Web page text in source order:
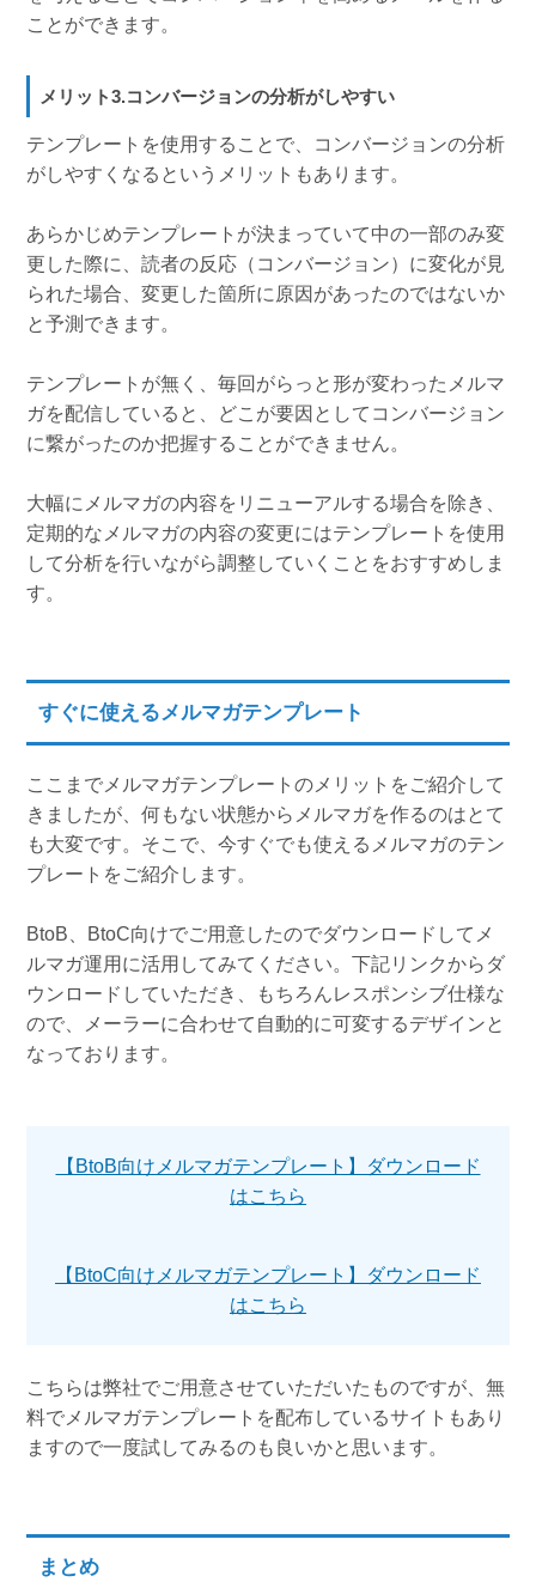
ことができます。
メリット3.コンバージョンの分析がしやすい
テンプレートを使用することで、コンバージョンの分析
がしやすくなるというメリットもあります。
あらかじめテンプレートが決まっていて中の一部のみ変
更した際に、読者の反応（コンバージョン）に変化が見
られた場合、変更した箇所に原因があったのではないか
と予測できます。
テンプレートが無く、毎回がらっと形が変わったメルマ
ガを配信していると、どこが要因としてコンバージョン
に繋がったのか把握することができません。
大幅にメルマガの内容をリニューアルする場合を除き、
定期的なメルマガの内容の変更にはテンプレートを使用
して分析を行いながら調整していくことをおすすめしま
す。
すぐに使えるメルマガテンプレート
ここまでメルマガテンプレートのメリットをご紹介して
きましたが、何もない状態からメルマガを作るのはとて
も大変です。そこで、今すぐでも使えるメルマガのテン
プレートをご紹介します。
BtoB、BtoC向けでご用意したのでダウンロードしてメ
ルマガ運用に活用してみてください。下記リンクからダ
ウンロードしていただき、もちろんレスポンシブ仕様な
ので、メーラーに合わせて自動的に可変するデザインと
なっております。
【BtoB向けメルマガテンプレート】ダウンロード
はこちら
【BtoC向けメルマガテンプレート】ダウンロード
はこちら
こちらは弊社でご用意させていただいたものですが、無
料でメルマガテンプレートを配布しているサイトもあり
ますので一度試してみるのも良いかと思います。
まとめ